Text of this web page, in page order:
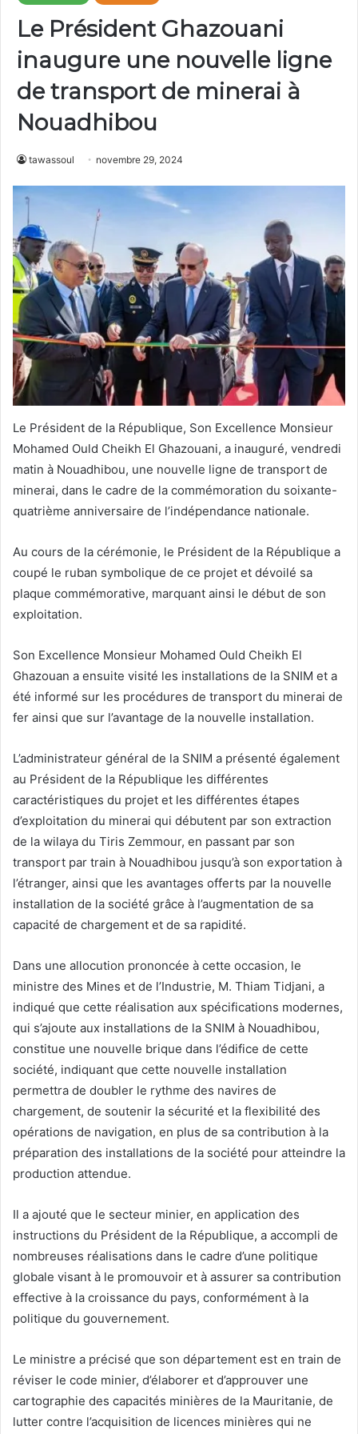
Le Président Ghazouani
inaugure une nouvelle ligne
de transport de minerai à
Nouadhibou
tawassoul novembre 29, 2024
Le Président de la République, Son Excellence Monsieur
Mohamed Ould Cheikh El Ghazouani, a inauguré, vendredi
matin à Nouadhibou, une nouvelle ligne de transport de
minerai, dans le cadre de la commémoration du soixante-
quatrième anniversaire de l’indépendance nationale.
Au cours de la cérémonie, le Président de la République a
coupé le ruban symbolique de ce projet et dévoilé sa
plaque commémorative, marquant ainsi le début de son
exploitation.
Son Excellence Monsieur Mohamed Ould Cheikh El
Ghazouan a ensuite visité les installations de la SNIM et a
été informé sur les procédures de transport du minerai de
fer ainsi que sur l’avantage de la nouvelle installation.
L’administrateur général de la SNIM a présenté également
au Président de la République les différentes
caractéristiques du projet et les différentes étapes
d’exploitation du minerai qui débutent par son extraction
de la wilaya du Tiris Zemmour, en passant par son
transport par train à Nouadhibou jusqu’à son exportation à
l’étranger, ainsi que les avantages offerts par la nouvelle
installation de la société grâce à l’augmentation de sa
capacité de chargement et de sa rapidité.
Dans une allocution prononcée à cette occasion, le
ministre des Mines et de l’Industrie, M. Thiam Tidjani, a
indiqué que cette réalisation aux spécifications modernes,
qui s’ajoute aux installations de la SNIM à Nouadhibou,
constitue une nouvelle brique dans l’édifice de cette
société, indiquant que cette nouvelle installation
permettra de doubler le rythme des navires de
chargement, de soutenir la sécurité et la flexibilité des
opérations de navigation, en plus de sa contribution à la
préparation des installations de la société pour atteindre la
production attendue.
Il a ajouté que le secteur minier, en application des
instructions du Président de la République, a accompli de
nombreuses réalisations dans le cadre d’une politique
globale visant à le promouvoir et à assurer sa contribution
effective à la croissance du pays, conformément à la
politique du gouvernement.
Le ministre a précisé que son département est en train de
réviser le code minier, d’élaborer et d’approuver une
cartographie des capacités minières de la Mauritanie, de
lutter contre l’acquisition de licences minières qui ne